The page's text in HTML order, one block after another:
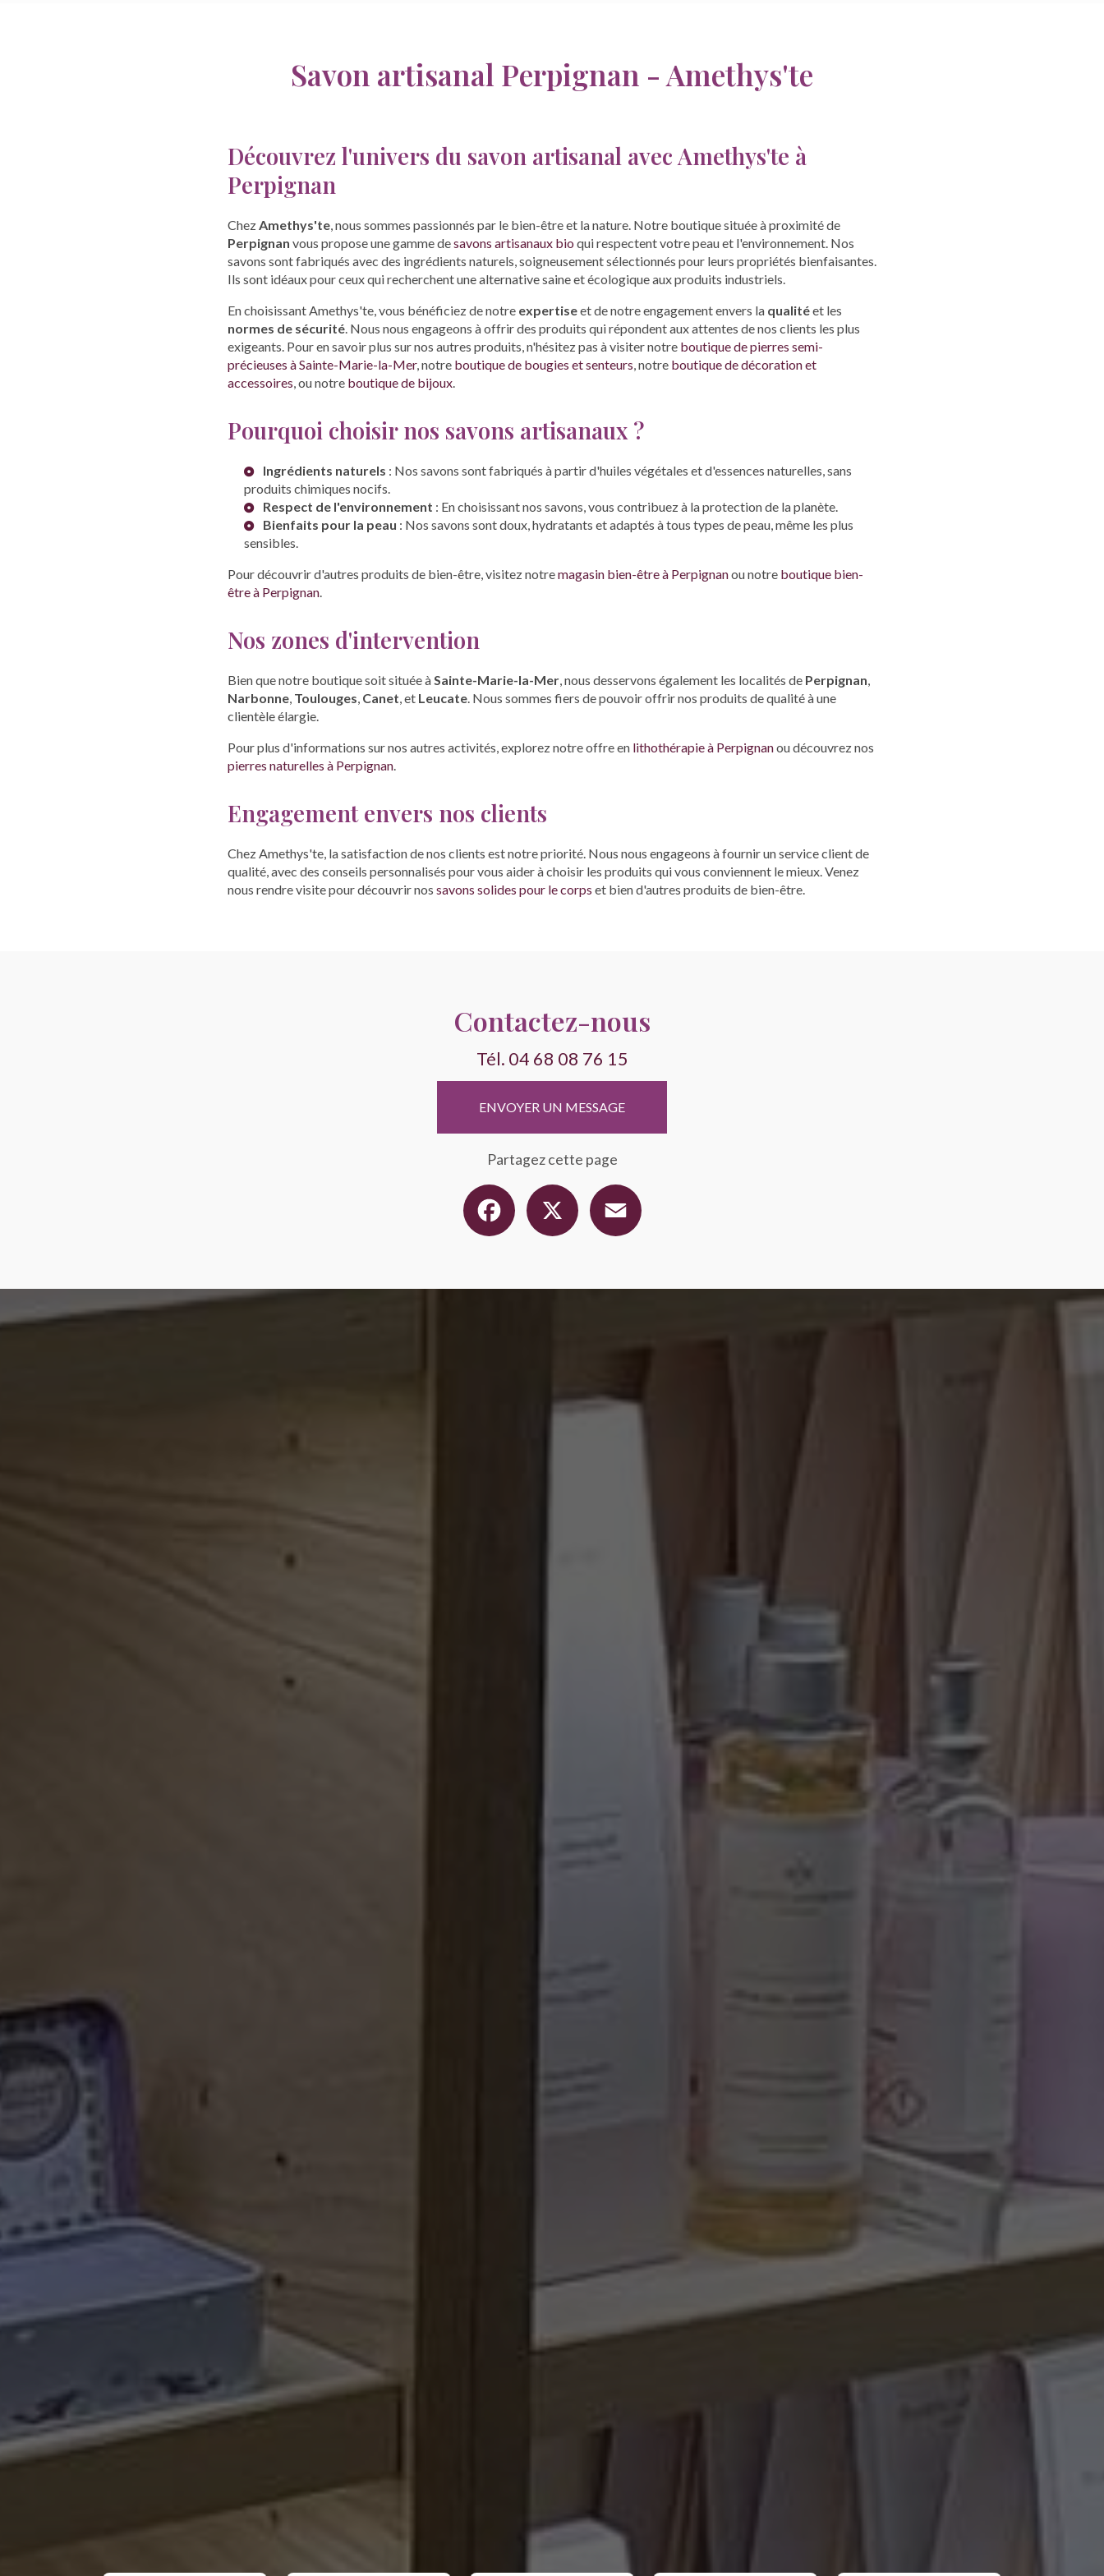
Savon artisanal Perpignan - Amethys'te
Découvrez l'univers du savon artisanal avec Amethys'te à
Perpignan
ChezAmethys'te, nous sommes passionnés par le bien-être et la nature. Notre boutique située à proximité de
Perpignan vous propose une gamme desavons artisanaux bio qui respectent votre peau et l'environnement. Nos
savons sont fabriqués avec des ingrédients naturels, soigneusement sélectionnés pour leurs propriétés bienfaisantes.
Ils sont idéaux pour ceux qui recherchent une alternative saine et écologique aux produits industriels.
En choisissant Amethys'te, vous bénéficiez de notre expertiseet de notre engagement envers la qualitéet les
normes de sécurité. Nous nous engageons à offrir des produits qui répondent aux attentes de nos clients les plus
exigeants. Pour en savoir plus sur nos autres produits, n'hésitez pas à visiter notre boutique de pierres semi-
précieuses à Sainte-Marie-la-Mer, notre boutique de bougies et senteurs, notre boutique de décoration et
accessoires, ou notre boutique de bijoux.
Pourquoi choisir nos savons artisanaux ?
Ingrédients naturels : Nos savons sont fabriqués à partir d'huiles végétales et d'essences naturelles, sans
produits chimiques nocifs.
Respect de l'environnement : En choisissant nos savons, vous contribuez à la protection de la planète.
Bienfaits pour la peau : Nos savons sont doux, hydratants et adaptés à tous types de peau, même les plus
sensibles.
Pour découvrir d'autres produits de bien-être, visitez notremagasin bien-être à Perpignanou notre boutique bien-
être à Perpignan.
Nos zones d'intervention
Bien que notre boutique soit située àSainte-Marie-la-Mer, nous desservons également les localités de Perpignan,
Narbonne, Toulouges, Canet, et Leucate. Nous sommes fiers de pouvoir offrir nos produits de qualité à une
clientèle élargie.
Pour plus d'informations sur nos autres activités, explorez notre offre en lithothérapie à Perpignanou découvrez nos
pierres naturelles à Perpignan.
Engagement envers nos clients
Chez Amethys'te, la satisfaction de nos clients est notre priorité. Nous nous engageons à fournir un service client de
qualité, avec des conseils personnalisés pour vous aider à choisir les produits qui vous conviennent le mieux. Venez
nous rendre visite pour découvrir nos savons solides pour le corps et bien d'autres produits de bien-être.
Contactez-nous
Tél. 04 68 08 76 15
ENVOYER UN MESSAGE
Partagez cette page
Facebook